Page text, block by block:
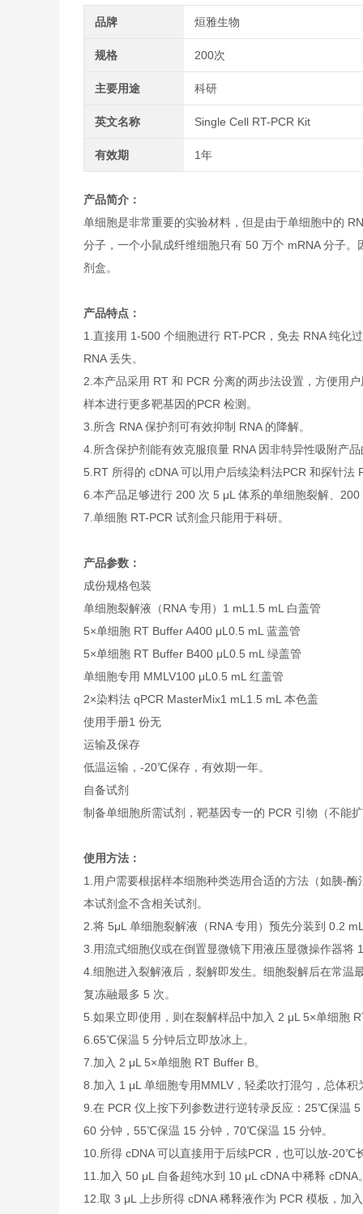
品牌 烜雅生物
规格 200次
主要用途 科研
英文名称 Single Cell RT-PCR Kit
有效期 1年
产品简介：
单细胞是非常重要的实验材料，但是由于单细胞中的
分子，一个小鼠成纤维细胞只有 50 万个 mRNA 分子
剂盒。
产品特点：
1.直接用 1-500 个细胞进行 RT-PCR，免去 RNA 纯化
RNA 丢失。
2.本产品采用 RT 和 PCR 分离的两步法设置，方便用
样本进行更多靶基因的PCR 检测。
3.所含 RNA 保护剂可有效抑制 RNA 的降解。
4.所含保护剂能有效克服痕量 RNA 因非特异性吸附产
5.RT 所得的 cDNA 可以用户后续染料法PCR 和探针法
6.本产品足够进行 200 次 5 μL 体系的单细胞裂解、
7.单细胞 RT-PCR 试剂盒只能用于科研。
产品参数：
成份规格包装
单细胞裂解液（RNA 专用） 1 mL 1.5 mL 白盖管
5×单细胞 RT Buffer A400 μL 0.5 mL 蓝盖管
5×单细胞 RT Buffer B400 μL 0.5 mL 绿盖管
单细胞专用 MMLV100 μL 0.5 mL 红盖管
2×染料法 qPCR MasterMix1 mL 1.5 mL 本色盖
使用手册1 份无
运输及保存
低温运输，-20℃保存，有效期一年。
自备试剂
制备单细胞所需试剂，靶基因专一的 PCR 引物（不能
使用方法：
1.用户需要根据样本细胞种类选用合适的方法（如胰-
本试剂盒不含相关试剂。
2.将 5μL 单细胞裂解液（RNA 专用）预先分装到 0.2
3.用流式细胞仪或在倒置显微镜下用液压显微操作器将
4.细胞进入裂解液后，裂解即发生。细胞裂解后在常
复冻融最多 5 次。
5.如果立即使用，则在裂解样品中加入 2 μL 5×单细胞
6.65℃保温 5 分钟后立即放冰上。
7.加入 2 μL 5×单细胞 RT Buffer B。
8.加入 1 μL 单细胞专用MMLV，轻柔吹打混匀，总体积
9.在 PCR 仪上按下列参数进行逆转录反应：25℃保温
60 分钟，55℃保温 15 分钟，70℃保温 15 分钟。
10.所得 cDNA 可以直接用于后续PCR，也可以放-20℃
11.加入 50 μL 自备超纯水到 10 μL cDNA 中稀释 cDNA
12.取 3 μL 上步所得 cDNA 稀释液作为 PCR 模板，加